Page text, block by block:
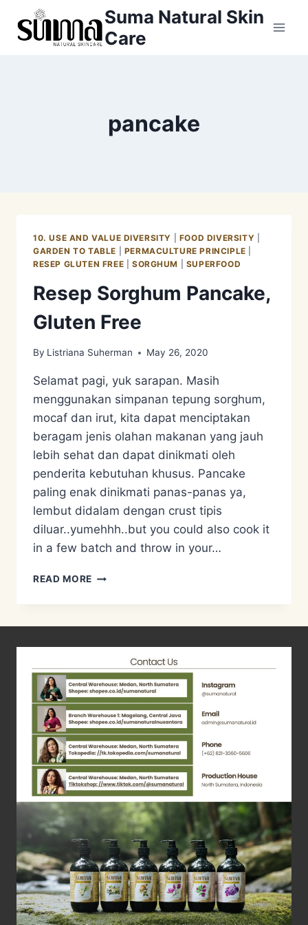
Suma Natural Skin
Care
pancake
10. USE AND VALUE DIVERSITY FOOD DIVERSITY
GARDEN TO TABLE
PERMACULTURE PRINCIPLE
RESEP GLUTEN FREE
SORGHUM SUPERFOOD
Resep Sorghum Pancake,
Gluten Free
By Listriana Suherman May 26, 2020
Selamat pagi, yuk sarapan. Masih
menggunakan simpanan tepung sorghum,
mocaf dan irut, kita dapat menciptakan
beragam jenis olahan makanan yang jauh
lebih sehat dan dapat dinikmati oleh
penderita kebutuhan khusus. Pancake
paling enak dinikmati panas-panas ya,
lembut didalam dengan crust tipis
diluar..yumehhh..but you could also cook it
in a few batch and throw in your…
READ MORE RESEP
PANCAKE,